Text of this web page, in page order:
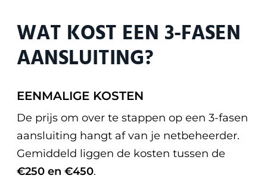
WAT KOST EEN 3-FASEN
AANSLUITING?
EENMALIGE KOSTEN
De prijs om over te stappen op een 3-fasen
aansluiting hangt af van je netbeheerder.
Gemiddeld liggen de kosten tussen de
€250 en €450.